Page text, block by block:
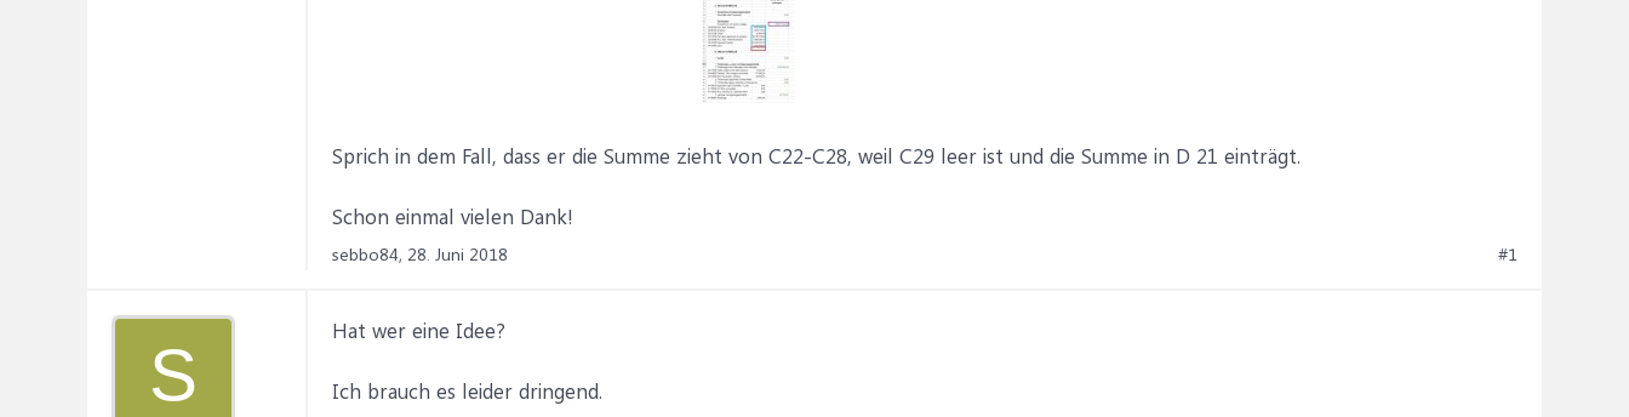
Sprich in dem Fall, dass er die Summe zieht von C22-C28, weil C29 leer ist und die Summe in D 21 einträgt.
Schon einmal vielen Dank!
sebbo84, 28. Juni 2018 #1
S
Hat wer eine Idee?
Ich brauch es leider dringend.